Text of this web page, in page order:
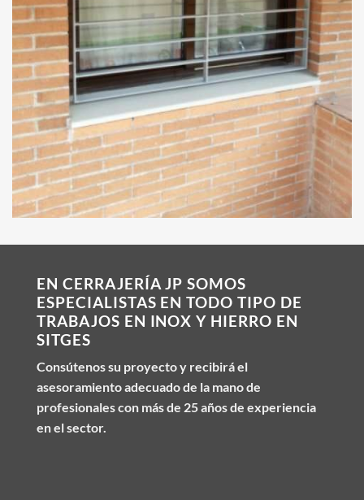
EN CERRAJERÍA JP SOMOS
ESPECIALISTAS EN TODO TIPO DE
TRABAJOS EN INOX Y HIERRO EN
SITGES
Consútenos su proyecto y recibirá el
asesoramiento adecuado de la mano de
profesionales con más de 25 años de experiencia
en el sector.